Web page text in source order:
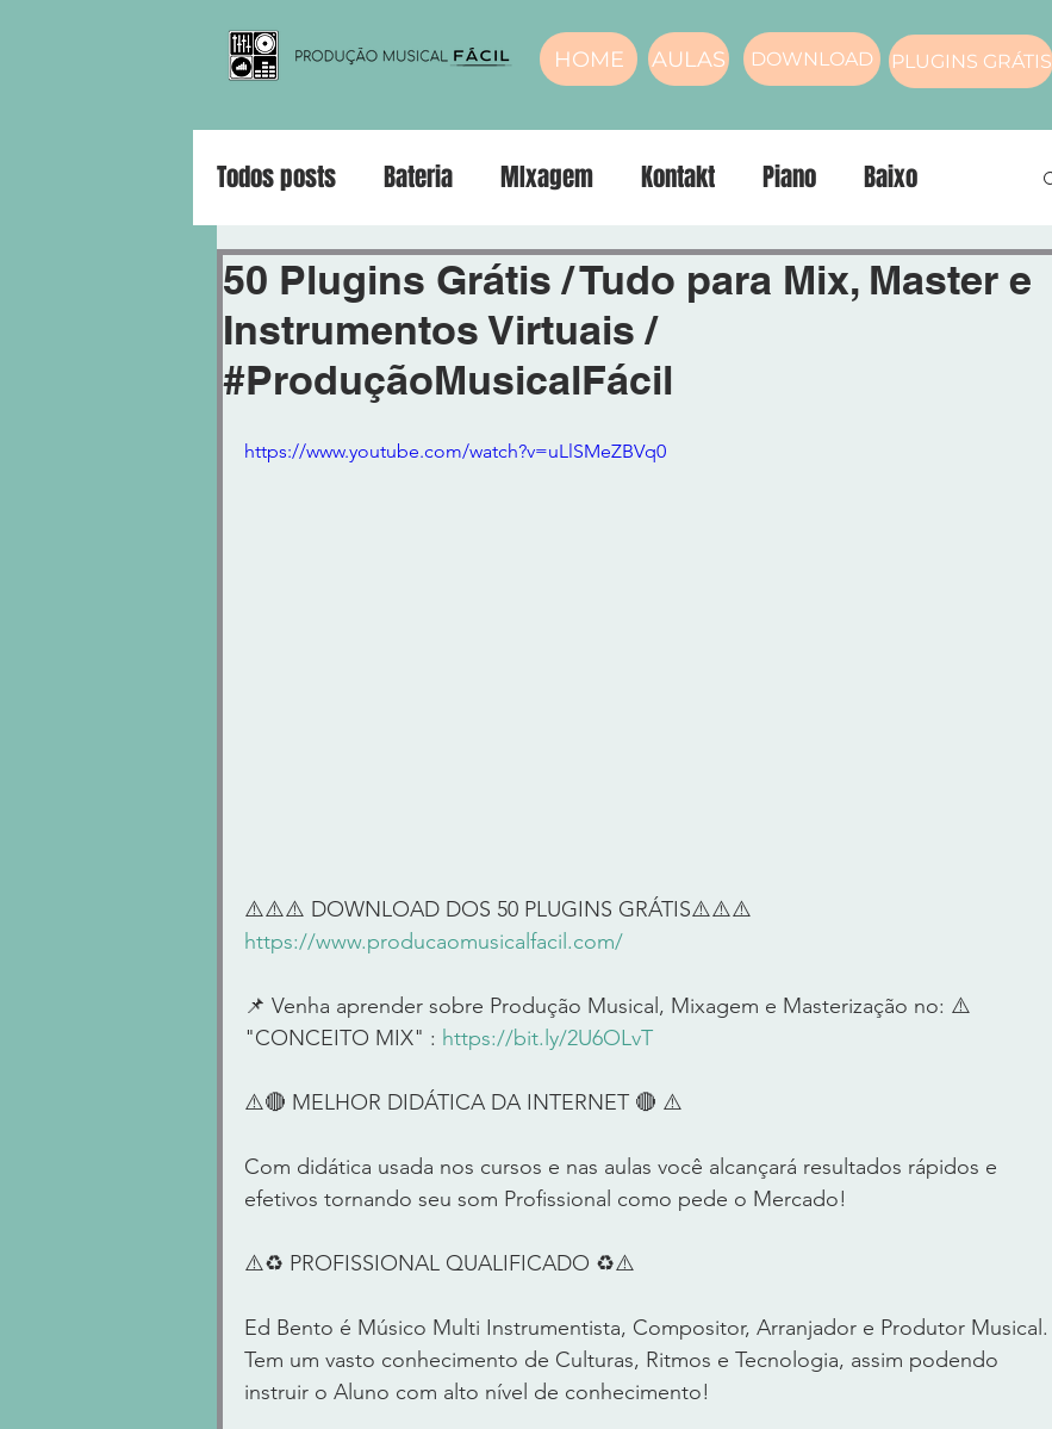
HOME AULAS DOWNLOAD PLUGINS GRÁTIS
Todos posts Bateria MIxagem Kontakt Piano Baixo
Violão Guitarra Pianos compressor Masterização Voz
50 Plugins Grátis / Tudo para Mix, Master e
Instrumentos Virtuais /
#ProduçãoMusicalFácil
https://www.youtube.com/watch?v=uLlSMeZBVq0
⚠️⚠️⚠️ DOWNLOAD DOS 50 PLUGINS GRÁTIS⚠️⚠️⚠️
https://www.producaomusicalfacil.com/
📌 Venha aprender sobre Produção Musical, Mixagem e Masterização no: ⚠️
"CONCEITO MIX" : https://bit.ly/2U6OLvT
⚠️🔴 MELHOR DIDÁTICA DA INTERNET 🔴 ⚠️
Com didática usada nos cursos e nas aulas você alcançará resultados rápidos e
efetivos tornando seu som Profissional como pede o Mercado!
⚠️♻️ PROFISSIONAL QUALIFICADO ♻️⚠️
Ed Bento é Músico Multi Instrumentista, Compositor, Arranjador e Produtor Musical.
Tem um vasto conhecimento de Culturas, Ritmos e Tecnologia, assim podendo
instruir o Aluno com alto nível de conhecimento!